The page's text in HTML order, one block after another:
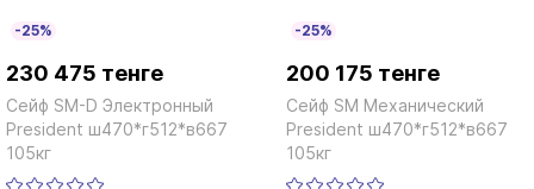
-25%
230 475 тенге
Сейф SM-D Электронный
President ш470*г512*в667
105кг
-25%
200 175 тенге
Сейф SM Механический
President ш470*г512*в667
105кг